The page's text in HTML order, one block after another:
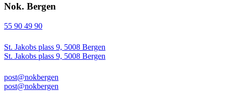
Nok. Bergen
55 90 49 90
St. Jakobs plass 9, 5008 Bergen
St. Jakobs plass 9, 5008 Bergen
post@nokbergen
post@nokbergen